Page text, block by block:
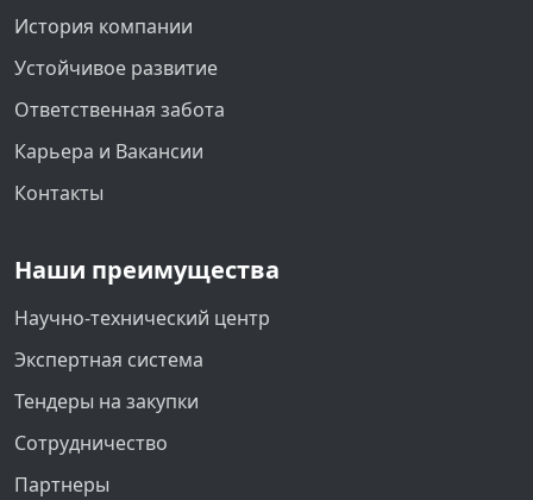
История компании
Устойчивое развитие
Ответственная забота
Карьера и Вакансии
Контакты
Наши преимущества
Научно-технический центр
Экспертная система
Тендеры на закупки
Сотрудничество
Партнеры